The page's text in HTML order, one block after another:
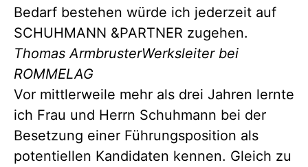
Bedarf bestehen würde ich jederzeit auf
SCHUHMANN &PARTNER zugehen.
Thomas ArmbrusterWerksleiter bei
ROMMELAG
Vor mittlerweile mehr als drei Jahren lernte
ich Frau und Herrn Schuhmann bei der
Besetzung einer Führungsposition als
potentiellen Kandidaten kennen. Gleich zu